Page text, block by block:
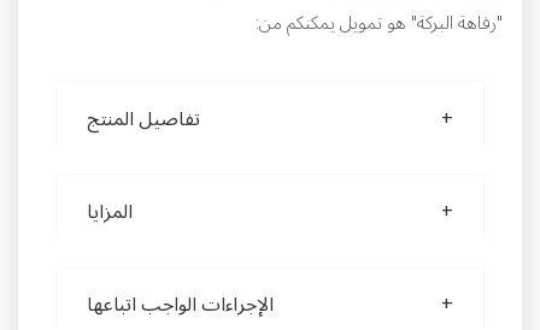
"رفاهة البركة" هو تمويل يمكنكم من:
تفاصيل المنتج
المزايا
الإجراءات الواجب اتباعها